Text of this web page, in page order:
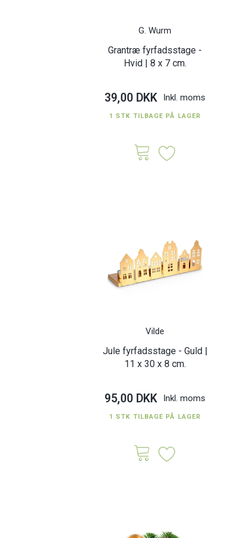
G. Wurm
Grantræ fyrfadsstage -
Hvid | 8 x 7 cm.
39,00 DKK Inkl. moms
1 STK TILBAGE PÅ LAGER
Vilde
Jule fyrfadsstage - Guld |
11 x 30 x 8 cm.
95,00 DKK Inkl. moms
1 STK TILBAGE PÅ LAGER